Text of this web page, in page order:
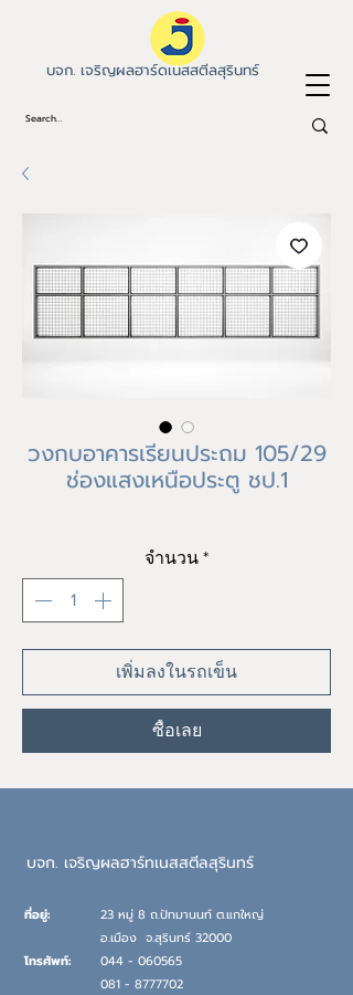
บจก. เจริญผลฮาร์ดเนสสตีลสุรินทร์
วงกบอาคารเรียนประถม 105/29
ช่องแสงเหนือประตู ชป.1
จำนวน *
เพิ่มลงในรถเข็น
ซื้อเลย
บจก. เจริญผลฮาร์ทเนสสตีลสุรินทร์
ที่อยู่:
โทรศัพท์:
23 หมู่ 8 ถ.ปัทมานนท์ ต.แกใหญ่
อ.เมือง จ.สุรินทร์ 32000
044 - 060565
081 - 8777702